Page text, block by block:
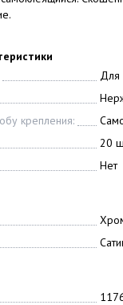
Для
крепления:
20
Нет